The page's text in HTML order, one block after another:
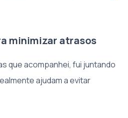
minimizar atrasos
que acompanhei, fui juntando
ajudam a evitar